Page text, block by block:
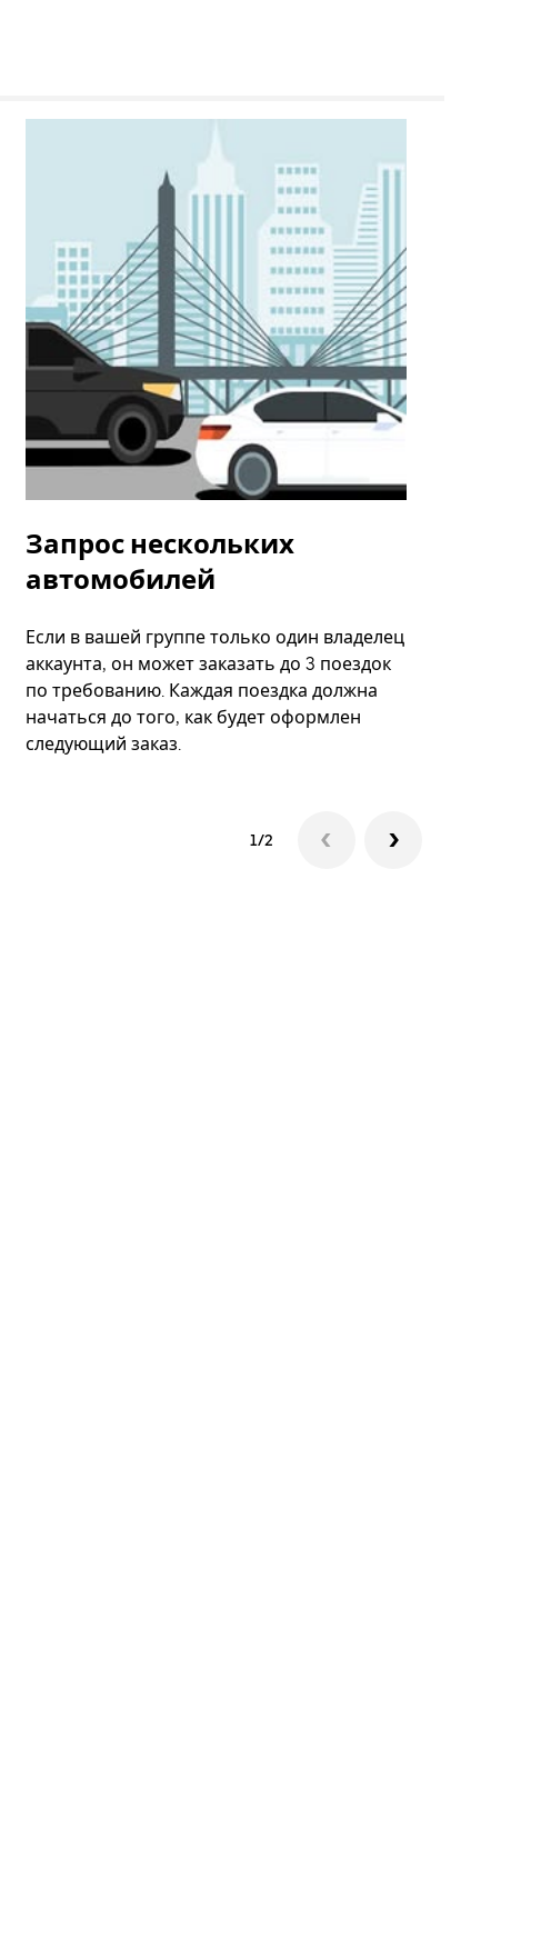
Запрос нескольких
автомобилей
Если в вашей группе только один владелец
аккаунта, он может заказать до 3 поездок
по требованию. Каждая поездка должна
начаться до того, как будет оформлен
следующий заказ.
1/2